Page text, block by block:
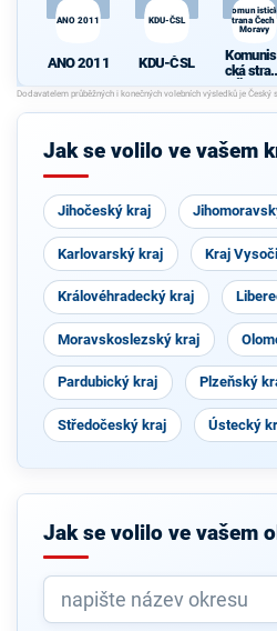
ANO 2011
ANO 2011
KDU-ČSL
KDU-ČSL
Komunistická
strana Čech
Moravy
cká
Čech a
Moravy
Jak se volilo ve vašem
Jihočeský kraj
Karlovarský kraj Kraj
Královéhradecký kraj
Moravskoslezský kraj
Pardubický kraj Plzeňský
Středočeský kraj Ústecký
Jak se volilo ve vašem